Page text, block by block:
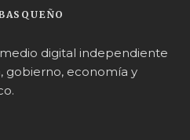
digital independiente
gobierno, economía y